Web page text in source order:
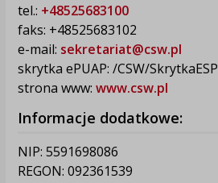
tel.: +48525683100
faks: +48525683102
e-mail: sekretariat@csw.pl
skrytka ePUAP: /CSW/SkrytkaESP
strona www: www.csw.pl
Informacje dodatkowe:
NIP: 5591698086
REGON: 092361539